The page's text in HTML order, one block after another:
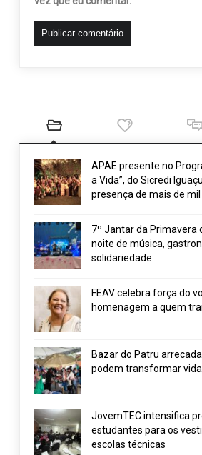
APAE presente no
a Vida”, do Sicredi
presença de mais de
7º Jantar da Primavera
noite de música,
solidariedade
FEAV celebra força do
homenagem a quem
Bazar do Patru
podem transformar
JovemTEC intensifica
estudantes para os
escolas técnicas